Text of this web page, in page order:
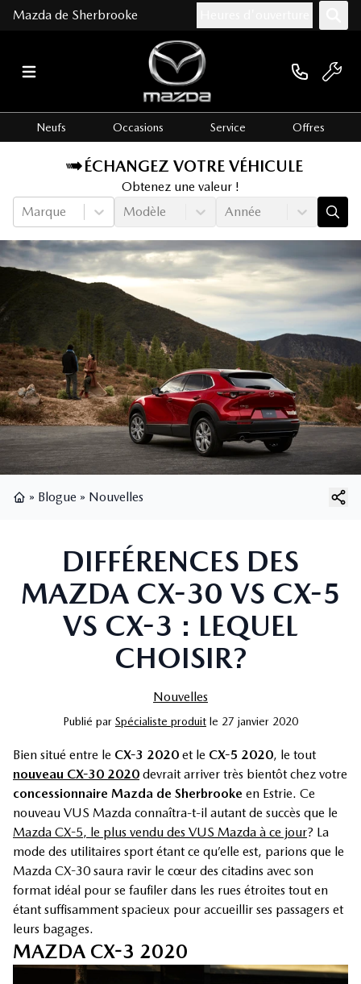
Mazda de Sherbrooke
Neufs Occasions Service Offres
ÉCHANGEZ VOTRE VÉHICULE
Obtenez une valeur !
Marque
Modèle Année
» Blogue » Nouvelles
DIFFÉRENCES DES
MAZDA CX-30 VS CX-5
VS CX-3 : LEQUEL
CHOISIR?
Nouvelles
Publié par Spécialiste produit le 27 janvier 2020
Bien situé entre le CX-3 2020 et le CX-5 2020, le tout
nouveau CX-30 2020 devrait arriver très bientôt chez votre
concessionnaire Mazda de Sherbrooke en Estrie. Ce
nouveau VUS Mazda connaîtra-t-il autant de succès que le
Mazda CX-5, le plus vendu des VUS Mazda à ce jour? La
mode des utilitaires sport étant ce qu’elle est, parions que le
Mazda CX-30 saura ravir le cœur des citadins avec son
format idéal pour se faufiler dans les rues étroites tout en
étant suffisamment spacieux pour accueillir ses passagers et
leurs bagages.
MAZDA CX-3 2020